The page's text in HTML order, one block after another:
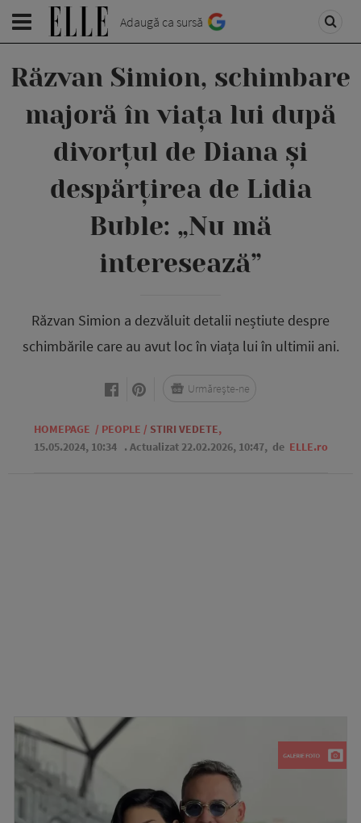
Adaugă ca sursă
Răzvan Simion, schimbare
majoră în viața lui după
divorțul de Diana și
despărțirea de Lidia
Buble: „Nu mă
interesează”
Răzvan Simion a dezvăluit detalii neștiute despre
schimbările care au avut loc în viața lui în ultimii ani.
HOMEPAGE / PEOPLE / STIRI VEDETE,
15.05.2024, 10:34 . Actualizat 22.02.2026, 10:47, de ELLE.ro
Urmărește-ne